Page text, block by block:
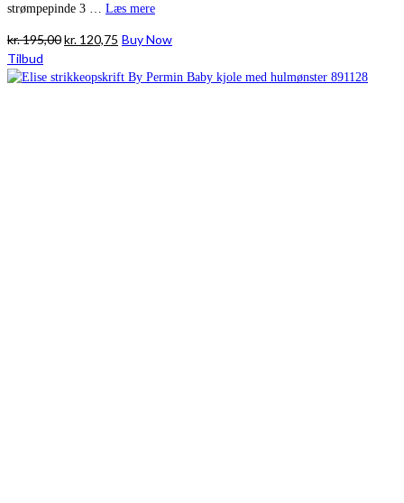
strømpepinde 3 … Læs mere
kr.195,00Den
pris
kr. 120,75 Den
pris
Buy Now
Tilbud